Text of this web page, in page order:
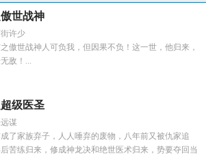
世战神
许少
傲世战神人可负我，但因果不负！这一世，他归来，
敌！...
级医圣
谋
了家族弃子，人人唾弃的废物，八年前又被仇家追
苦练归来，修成神龙决和绝世医术归来，势要夺回当